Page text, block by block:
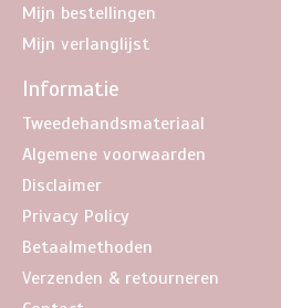
Mijn bestellingen
Mijn verlanglijst
Informatie
Tweedehandsmateriaal
Algemene voorwaarden
Disclaimer
Privacy Policy
Betaalmethoden
Verzenden & retourneren